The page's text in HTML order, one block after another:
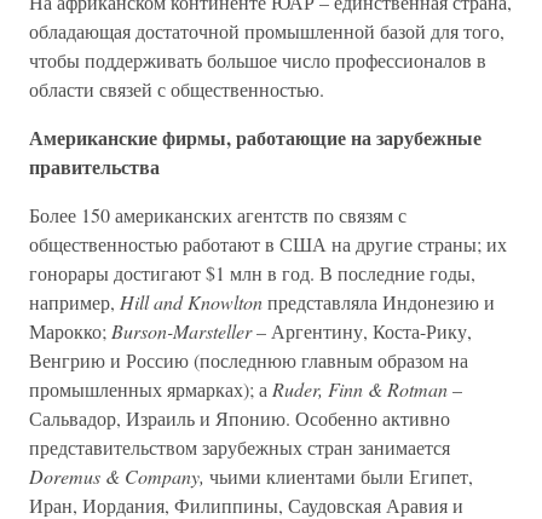
обладающая достаточной промышленной базой для того,
чтобы поддерживать большое число профессионалов в
области связей с общественностью.
Американские фирмы, работающие на зарубежные
правительства
Более 150 американских агентств по связям с
общественностью работают в США на другие страны; их
гонорары достигают $1 млн в год. В последние годы,
например, Hill and Knowltonпредставляла Индонезию и
Марокко; Burson-Marsteller– Аргентину, Коста-Рику,
Венгрию и Россию (последнюю главным образом на
промышленных ярмарках); а Ruder, Finn & Rotman–
Сальвадор, Израиль и Японию. Особенно активно
представительством зарубежных стран занимается
Doremus & Company, чьими клиентами были Египет,
Иран, Иордания, Филиппины, Саудовская Аравия и